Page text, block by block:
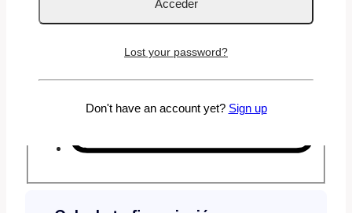
Lost your password?
Don't have an account yet? Sign up